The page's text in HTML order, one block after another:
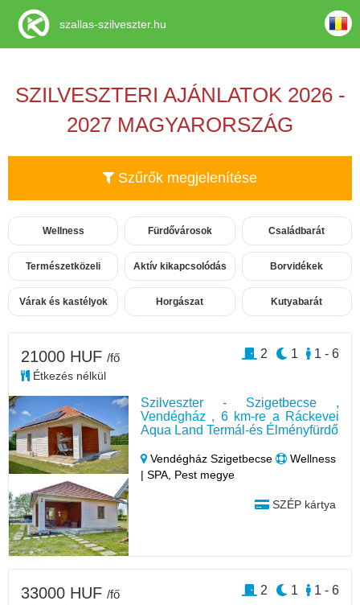
SZILVESZTERI AJÁNLATOK 2026 -
2027 MAGYARORSZÁG
Szűrők megjelenítése
Wellness Fürdővárosok Családbarát
Természetközeli Aktív kikapcsolódás Borvidékek
Várak és kastélyok Horgászat Kutyabarát
Szilveszter - Szigetbecse ,
Vendégház , 6 km-re a Ráckevei
Aqua Land Termál-és Élményfürdő
Vendégház Szigetbecse
Wellness
| SPA, Pest megye
SZÉP kártya
21000 HUF /fő
Étkezés nélkül
1 - 6
1
2
33000 HUF /fő 1 - 6
1
2
szallas-szilveszter.hu